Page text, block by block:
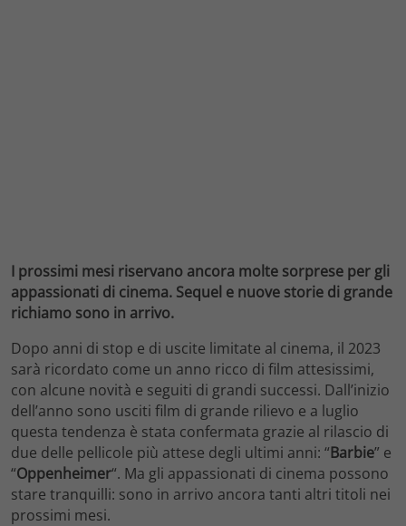
I prossimi mesi riservano ancora molte sorprese per gli
appassionati di cinema. Sequel e nuove storie di grande
richiamo sono in arrivo.
Dopo anni di stop e di uscite limitate al cinema, il 2023
sarà ricordato come un anno ricco di film attesissimi,
con alcune novità e seguiti di grandi successi. Dall’inizio
dell’anno sono usciti film di grande rilievo e a luglio
questa tendenza è stata confermata grazie al rilascio di
due delle pellicole più attese degli ultimi anni: “Barbie” e
“Oppenheimer“. Ma gli appassionati di cinema possono
stare tranquilli: sono in arrivo ancora tanti altri titoli nei
prossimi mesi.